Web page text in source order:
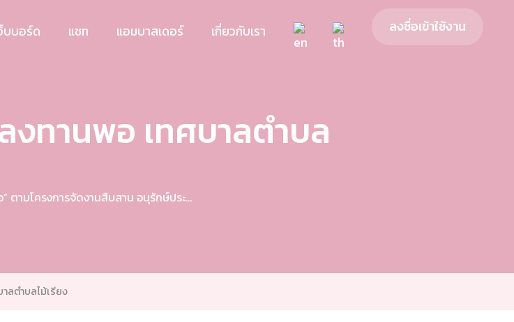
บบอร์ด แชท แอมบาสเดอร์ เกี่ยวกับเรา ลงชื่อเข้าใช้งาน
งทานพอ เทศบาลตําบล
ตามโครงการจัดงานสืบสาน อนุรักษ์ประ...
ลตําบลไม้เรียง